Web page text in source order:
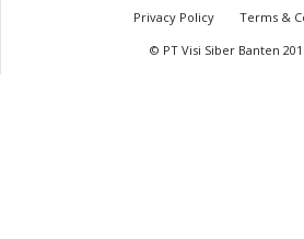
Privacy Policy
Terms &
© PT Visi Siber Banten